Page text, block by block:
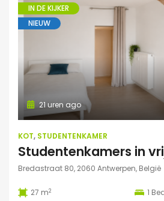
IN DE KIJKER
NIEUW
21 uren ago
KOT, STUDENTENKAMER
Bredastraat 80, 2060 Antwerpen, België
27 m2 1